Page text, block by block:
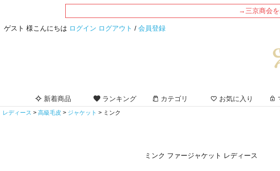
→三京商会を
ゲスト 様こんにちは ログイン ログアウト / 会員登録
新着商品 ランキング カテゴリ お気に入り
レディース 高級毛皮 ジャケット ミンク
ミンク ファージャケット レディース